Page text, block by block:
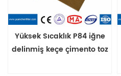
Yüksek Sıcaklık P84 iğne
delinmiş keçe çimento toz